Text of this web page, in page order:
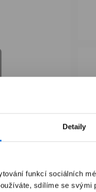
Detaily
funkcí sociálních
sdílíme se